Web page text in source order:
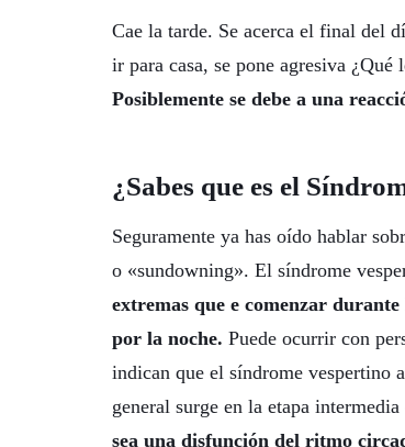
Cae la tarde. Se acerca el final del
ir para casa, se pone agresiva ¿Qué
Posiblemente se debe a una
¿Sabes que es el
Seguramente ya has oído hablar
o «sundowning». El síndrome
extremas que e comenzar
por la noche. Puede ocurrir con
indican que el síndrome vespertino
general surge en la etapa
sea una disfunción del ritmo